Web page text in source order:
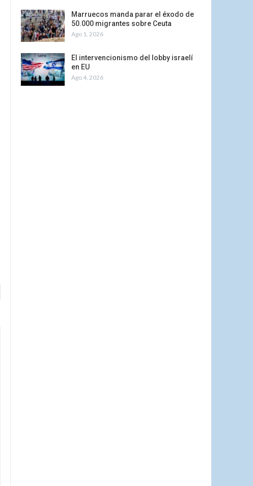
Marruecos manda parar el éxodo de
50.000 migrantes sobre Ceuta
Ago 1, 2026
El intervencionismo del lobby israelí
en EU
Ago 4, 2026